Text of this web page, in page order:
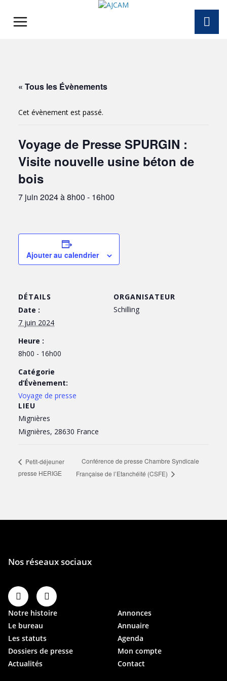
content
« Tous les Évènements
Cet évènement est passé.
Voyage de Presse SPURGIN :
Visite nouvelle usine béton de
bois
7 juin 2024 à 8h00 - 16h00
Ajouter au calendrier
DÉTAILS
Date :
7 juin 2024
Heure :
8h00 - 16h00
Catégorie
d’Évènement:
Voyage de presse
LIEU
Mignières
Mignières, 28630 France
ORGANISATEUR
Schilling
Petit-déjeuner
presse HERIGE
Conférence de presse Chambre Syndicale
Française de l’Etanchéité (CSFE)
Notre histoire
Le bureau
Les statuts
Dossiers de presse
Actualités
Annonces
Annuaire
Agenda
Mon compte
Contact